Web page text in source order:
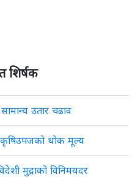
शिर्षक
उतार चढाव
थोक मूल्य
मुद्राको विनिमयदर